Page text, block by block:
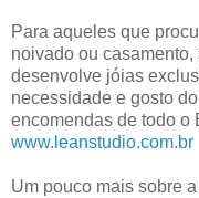
Para aqueles que
noivado ou
desenvolve jóias
necessidade e gosto
encomendas de todo o
www.leanstudio.com.br
Um pouco mais sobre